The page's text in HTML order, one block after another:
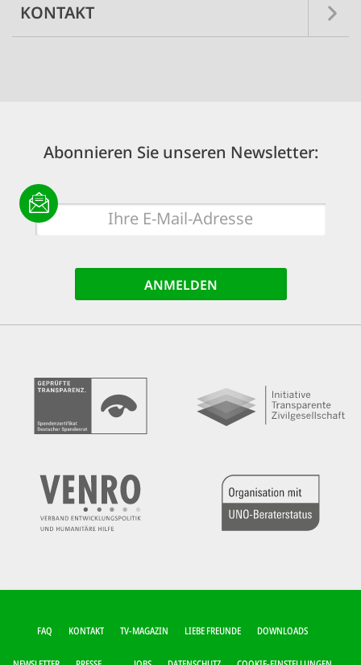
KONTAKT
Abonnieren Sie unseren Newsletter:
E-
Mail
FUSSZEILEN-M
ENÜ
FAQ KONTAKT TV-MAGAZIN LIEBE FREUNDE DOWNLOADS